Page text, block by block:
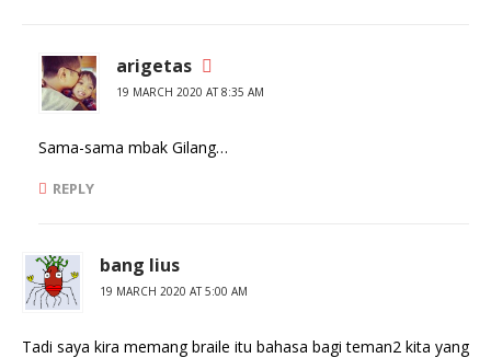
arigetas
19 MARCH 2020 AT 8:35 AM
Sama-sama mbak Gilang…
REPLY
bang lius
19 MARCH 2020 AT 5:00 AM
Tadi saya kira memang braile itu bahasa bagi teman2 kita yang